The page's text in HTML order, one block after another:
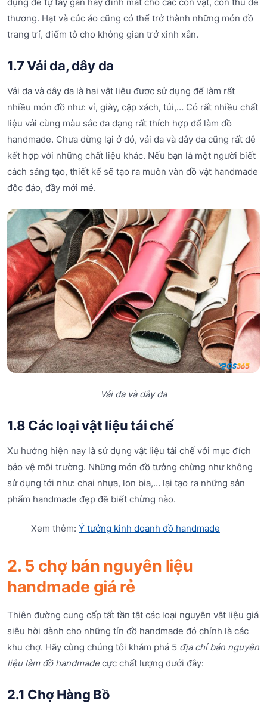
thương. Hạt và cúc áo cũng có thể trở thành những món đồ
trang trí, điểm tô cho không gian trở xinh xắn.
1.7 Vải da, dây da
Vải da và dây da là hai vật liệu được sử dụng để làm rất
nhiều món đồ như: ví, giày, cặp xách, túi,… Có rất nhiều chất
liệu vải cùng màu sắc đa dạng rất thích hợp để làm đồ
handmade. Chưa dừng lại ở đó, vải da và dây da cũng rất dễ
kết hợp với những chất liệu khác. Nếu bạn là một người biết
cách sáng tạo, thiết kế sẽ tạo ra muôn vàn đồ vật handmade
độc đáo, đầy mới mẻ.
Vải da và dây da
1.8 Các loại vật liệu tái chế
Xu hướng hiện nay là sử dụng vật liệu tái chế với mục đích
bảo vệ môi trường. Những món đồ tưởng chừng như không
sử dụng tới như: chai nhựa, lon bia,… lại tạo ra những sản
phẩm handmade đẹp đẽ biết chừng nào.
Xem thêm: Ý tưởng kinh doanh đồ handmade
2. 5 chợ bán nguyên liệu
handmade giá rẻ
Thiên đường cung cấp tất tần tật các loại nguyên vật liệu giá
siêu hời dành cho những tín đồ handmade đó chính là các
khu chợ. Hãy cùng chúng tôi khám phá 5 địa chỉ bán nguyên
liệu làm đồ handmadecực chất lượng dưới đây:
2.1 Chợ Hàng Bồ